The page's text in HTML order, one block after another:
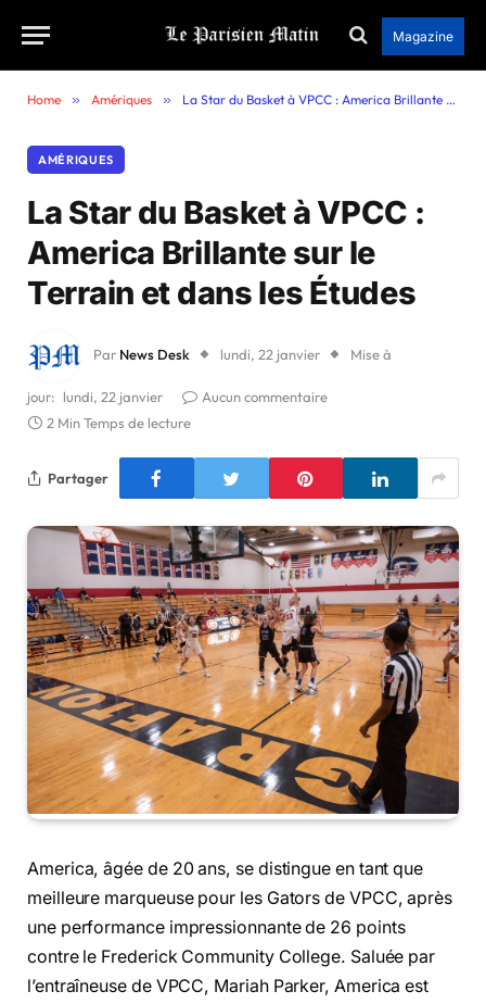
Magazine
Home » Amériques » La Star du Basket à VPCC : America Brillante sur le Terrain et dans les Études
AMÉRIQUES
La Star du Basket à VPCC :
America Brillante sur le
Terrain et dans les Études
Par News Desk lundi, 22 janvier Mise à
jour: lundi, 22 janvier
Aucun commentaire
2 Min Temps de lecture
Partager
America, âgée de 20 ans, se distingue en tant que
meilleure marqueuse pour les Gators de VPCC, après
une performance impressionnante de 26 points
contre le Frederick Community College. Saluée par
l’entraîneuse de VPCC, Mariah Parker, America est